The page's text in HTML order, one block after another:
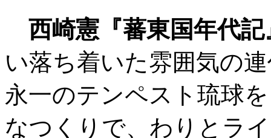
西崎憲『蕃東国年代記
い落ち着いた雰囲気の
永一のテンペスト琉球
なつくりで、わりとラ